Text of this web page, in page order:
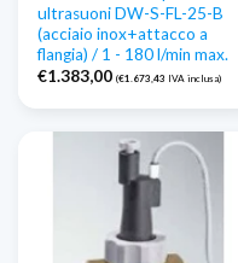
ultrasuoni DW-S-FL-25-B
(acciaio inox+attacco a
flangia) / 1 - 180 l/min max.
€1.383,00 (€1.673,43 IVA inclusa)